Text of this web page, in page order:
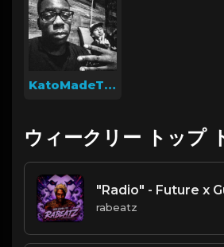
KatoMadeThis
ウィークリー トップ
rabeatz